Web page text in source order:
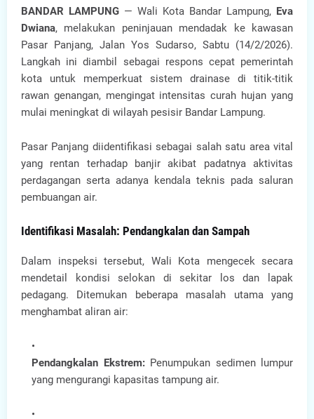
BANDAR LAMPUNG — Wali Kota Bandar Lampung, Eva
Dwiana, melakukan peninjauan mendadak ke kawasan
Pasar Panjang, Jalan Yos Sudarso, Sabtu (14/2/2026).
Langkah ini diambil sebagai respons cepat pemerintah
kota untuk memperkuat sistem drainase di titik-titik
rawan genangan, mengingat intensitas curah hujan yang
mulai meningkat di wilayah pesisir Bandar Lampung.
Pasar Panjang diidentifikasi sebagai salah satu area vital
yang rentan terhadap banjir akibat padatnya aktivitas
perdagangan serta adanya kendala teknis pada saluran
pembuangan air.
Identifikasi Masalah: Pendangkalan dan Sampah
Dalam inspeksi tersebut, Wali Kota mengecek secara
mendetail kondisi selokan di sekitar los dan lapak
pedagang. Ditemukan beberapa masalah utama yang
menghambat aliran air:
Pendangkalan Ekstrem:Penumpukan sedimen lumpur
yang mengurangi kapasitas tampung air.